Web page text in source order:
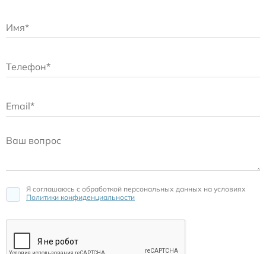
Я соглашаюсь c обработкой персональных данных на условиях
Политики конфиденциальности